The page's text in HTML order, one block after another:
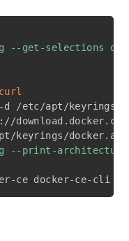
--get-selections
curl
--print-architecture